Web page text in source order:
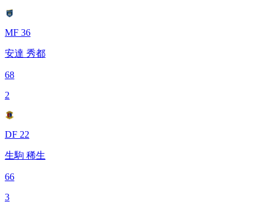
MF 36
安達 秀都
68
2
DF 22
生駒 稀生
66
3